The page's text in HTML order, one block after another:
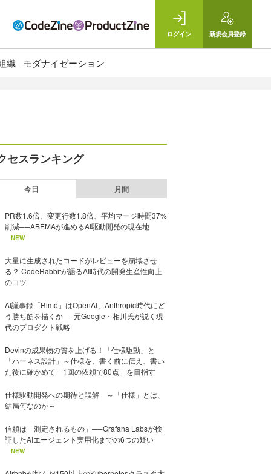
ログイン 新規会員登録
織 モダナイゼーション
セスランキング
今日 月間
PR数1.6倍、変更行数1.8倍、平均マージ時間37%
削減──ABEMAが進めるAI駆動開発の現在地
NEW
大量に生成されたコードがレビューを崩壊させ
る？ CodeRabbitが語るAI時代の開発生産性向上
のコツ
AI議事録「Rimo」はOpenAI、Anthropic時代にど
う勝ち筋を描くか──元Google・相川氏が説く現
代のプロダクト戦略
Devinの成果物の質を上げる！「仕様駆動」と
「ハーネス設計」～仕様を、書く前に伝え、書い
た後に確かめて「1回の依頼で80点」を目指す
仕様駆動開発への期待と誤解 ～「仕様」とは、
結局何なのか～
信頼は「測定されるもの」──Grafana Labsが検
証したAIエージェント実用化までの6つの疑い
NEW